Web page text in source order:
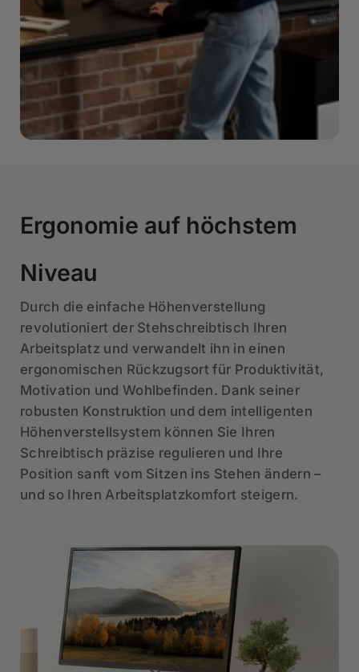
Ergonomie auf höchstem
Niveau
Durch die einfache Höhenverstellung
revolutioniert der Stehschreibtisch Ihren
Arbeitsplatz und verwandelt ihn in einen
ergonomischen Rückzugsort für Produktivität,
Motivation und Wohlbefinden. Dank seiner
robusten Konstruktion und dem intelligenten
Höhenverstellsystem können Sie Ihren
Schreibtisch präzise regulieren und Ihre
Position sanft vom Sitzen ins Stehen ändern –
und so Ihren Arbeitsplatzkomfort steigern.